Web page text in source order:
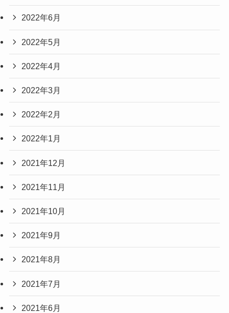
2022年6月
2022年5月
2022年4月
2022年3月
2022年2月
2022年1月
2021年12月
2021年11月
2021年10月
2021年9月
2021年8月
2021年7月
2021年6月